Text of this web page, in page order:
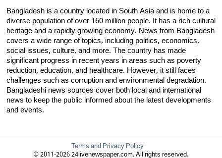
Bangladesh is a country located in South Asia and is home to a
diverse population of over 160 million people. It has a rich cultural
heritage and a rapidly growing economy. News from Bangladesh
covers a wide range of topics, including politics, economics,
social issues, culture, and more. The country has made
significant progress in recent years in areas such as poverty
reduction, education, and healthcare. However, it still faces
challenges such as corruption and environmental degradation.
Bangladeshi news sources cover both local and international
news to keep the public informed about the latest developments
and events.
Terms and Privacy Policy
© 2011-2026 24livenewspaper.com. All rights reserved.